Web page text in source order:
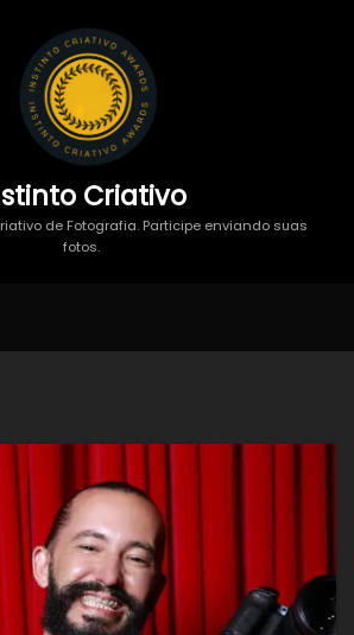
Criativo
de Fotografia. Participe enviando suas
fotos.